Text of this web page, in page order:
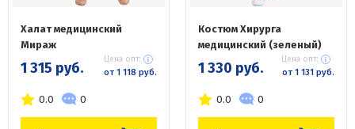
Халат медицинский
Мираж
1 315 руб. Цена опт:
от 1 118 руб.
0.0 0
Костюм Хирурга
медицинский (зеленый)
1 330 руб. Цена опт:
от 1 131 руб.
0.0 0